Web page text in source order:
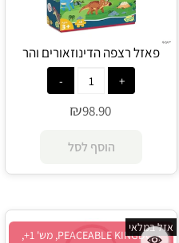
פאזל רצפה הדינוזאורים והר
הגעש! (48 חלקים) - PEACEABLE
KINGDOM
₪98.90
הוסף לסל
PEACEABLE KINGDOM, מש' 1+,
אזל במלאי